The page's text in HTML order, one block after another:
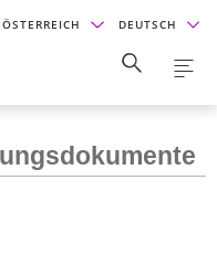
ÖSTERREICH DEUTSCH